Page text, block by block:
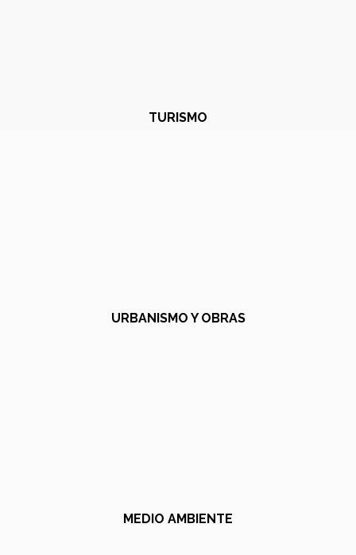
TURISMO
URBANISMO Y OBRAS
MEDIO AMBIENTE